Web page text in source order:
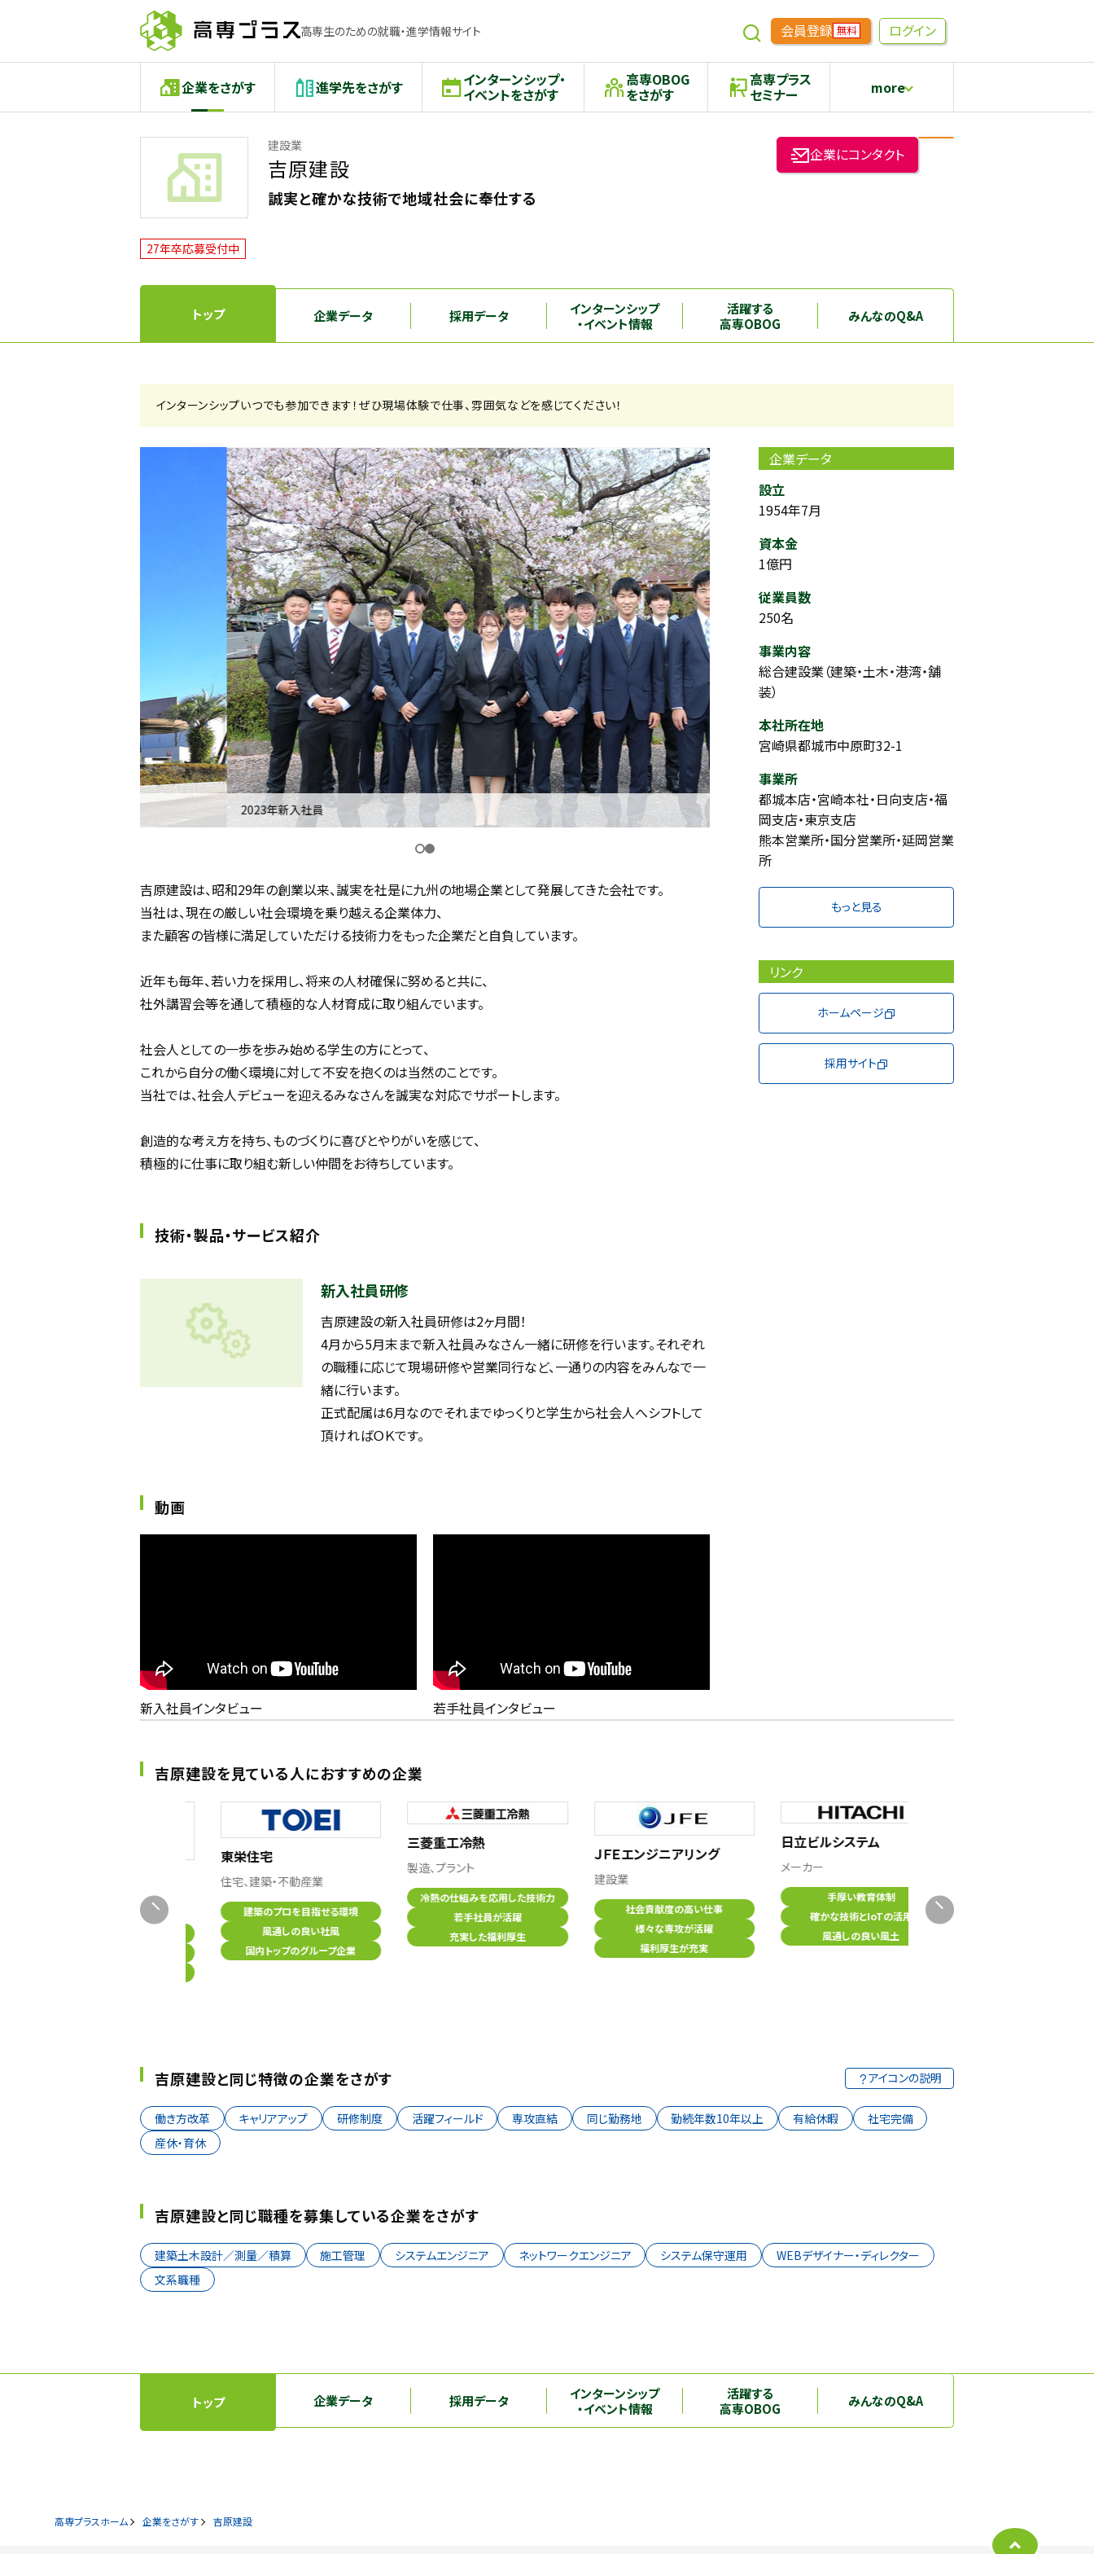
高専生のための就職・進学情報サイト 会員登録 無料 ログイン
企業をさがす 進学先をさがす インターンシップ・
イベントをさがす
高専OBOG
をさがす
高専プラス
セミナー more
高専生コミュニティめもらす
本科5年生・専攻科2年生向け
建設業
吉原建設
誠実と確かな技術で地域社会に奉仕する
企業にコンタクト
27年卒応募受付中
トップ 企業データ 採用データ
インターンシップ
・イベント情報
活躍する
高専OBOG
みんなのQ&A
インターンシップいつでも参加できます！ぜひ現場体験で仕事、雰囲気などを感じてください！
2023年新入社員 宮崎本社
吉原建設は、昭和29年の創業以来、誠実を社是に九州の地場企業として発展してきた会社です。
当社は、現在の厳しい社会環境を乗り越える企業体力、
また顧客の皆様に満足していただける技術力をもった企業だと自負しています。
近年も毎年、若い力を採用し、将来の人材確保に努めると共に、
社外講習会等を通して積極的な人材育成に取り組んでいます。
社会人としての一歩を歩み始める学生の方にとって、
これから自分の働く環境に対して不安を抱くのは当然のことです。
当社では、社会人デビューを迎えるみなさんを誠実な対応でサポートします。
創造的な考え方を持ち、ものづくりに喜びとやりがいを感じて、
積極的に仕事に取り組む新しい仲間をお待ちしています。
技術・製品・サービス紹介
新入社員研修
吉原建設の新入社員研修は2ヶ月間！
4月から5月末まで新入社員みなさん一緒に研修を行います。それぞれ
の職種に応じて現場研修や営業同行など、一通りの内容をみんなで一
緒に行います。
正式配属は6月なのでそれまでゆっくりと学生から社会人へシフトして
頂ければＯＫです。
動画
新入社員インタビュー 若手社員インタビュー
企業データ
設立
1954年7月
資本金
1億円
従業員数
250名
事業内容
総合建設業（建築・土木・港湾・舗
装）
本社所在地
宮崎県都城市中原町32-1
事業所
都城本店・宮崎本社・日向支店・福
岡支店・東京支店
熊本営業所・国分営業所・延岡営業
所
もっと見る
リンク
ホームページ
採用サイト
吉原建設を見ている人におすすめの企業
東栄住宅
住宅、建築・不動産業
建築のプロを目指せる環境
風通しの良い社風
国内トップのグループ企業
三菱重工冷熱
製造、プラント
冷熱の仕組みを応用した技術力
若手社員が活躍
充実した福利厚生
ＪＦＥエンジニアリング
社会貢献度の高い仕事
様々な専攻が活躍
福利厚生が充実
日立ビルシステム
メーカー
手厚い教育体制
確かな技術とIoTの活用
風通しの良い風土
伊藤忠アーバンコミュニティ
吉原建設と同じ特徴の企業をさがす アイコンの説明
働き方改革 キャリアアップ 研修制度 活躍フィールド 専攻直結 同じ勤務地 勤続年数10年以上 有給休暇
社宅完備
産休・育休
吉原建設と同じ職種を募集している企業をさがす
建築土木設計／測量／積算 施工管理 システムエンジニア ネットワークエンジニア システム保守運用
WEBデザイナー・ディレクター
文系職種
トップ 企業データ 採用データ
インターンシップ
・イベント情報
活躍する
高専OBOG
みんなのQ&A
高専プラスホーム 企業をさがす 吉原建設